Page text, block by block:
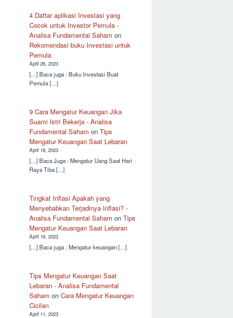
4 Daftar aplikasi Investasi yang
Cocok untuk Investor Pemula -
Analisa Fundamental Saham on
Rekomendasi buku Investasi untuk
Pemula
April 26, 2023
[…] Baca juga : Buku Investasi Buat
Pemula […]
9 Cara Mengatur Keuangan Jika
Suami Istri Bekerja - Analisa
Fundamental Saham onTips
Mengatur Keuangan Saat Lebaran
April 18, 2023
[…] Baca Juga : Mengatur Uang Saat Hari
Raya Tiba […]
Tingkat Inflasi Apakah yang
Menyebabkan Terjadinya Inflasi? -
Analisa Fundamental Saham onTips
Mengatur Keuangan Saat Lebaran
April 16, 2023
[…] Baca juga : Mengatur keuangan […]
Tips Mengatur Keuangan Saat
Lebaran - Analisa Fundamental
Saham onCara Mengatur Keuangan
Cicilan
April 11, 2023